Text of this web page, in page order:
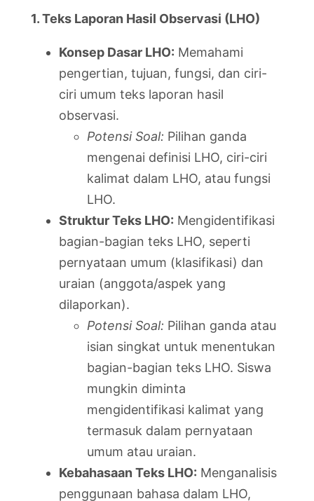
1. Teks Laporan Hasil Observasi (LHO)
Konsep Dasar LHO: Memahami
pengertian, tujuan, fungsi, dan ciri-
ciri umum teks laporan hasil
observasi.
Potensi Soal: Pilihan ganda
mengenai definisi LHO, ciri-ciri
kalimat dalam LHO, atau fungsi
LHO.
Struktur Teks LHO: Mengidentifikasi
bagian-bagian teks LHO, seperti
pernyataan umum (klasifikasi) dan
uraian (anggota/aspek yang
dilaporkan).
Potensi Soal: Pilihan ganda atau
isian singkat untuk menentukan
bagian-bagian teks LHO. Siswa
mungkin diminta
mengidentifikasi kalimat yang
termasuk dalam pernyataan
umum atau uraian.
Kebahasaan Teks LHO: Menganalisis
penggunaan bahasa dalam LHO,